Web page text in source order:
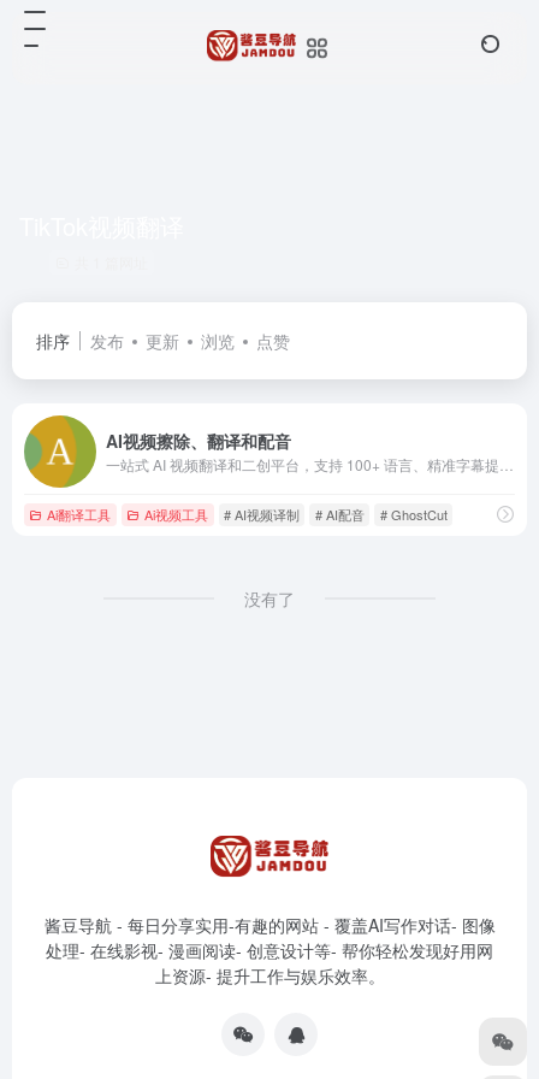
排序 发布 更新 浏览 点赞
AI视频擦除、翻译和配音
Ai翻译工具 Ai视频工具 # AI视频译制 # AI配音 # GhostCut
没有了
酱豆导航 - 每日分享实用-有趣的网站 - 覆盖AI写作对话- 图像
处理- 在线影视- 漫画阅读- 创意设计等- 帮你轻松发现好用网
上资源- 提升工作与娱乐效率。